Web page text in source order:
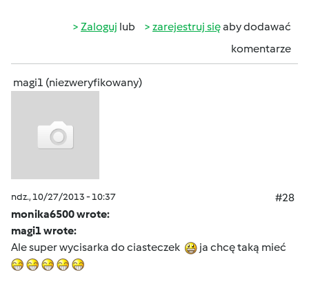
Zaloguj lub zarejestruj sięaby dodawać
komentarze
magi1 (niezweryfikowany)
ndz., 10/27/2013 - 10:37
#28
monika6500 wrote:
magi1 wrote:
Ale super wycisarka do ciasteczek
ja chcę taką mieć